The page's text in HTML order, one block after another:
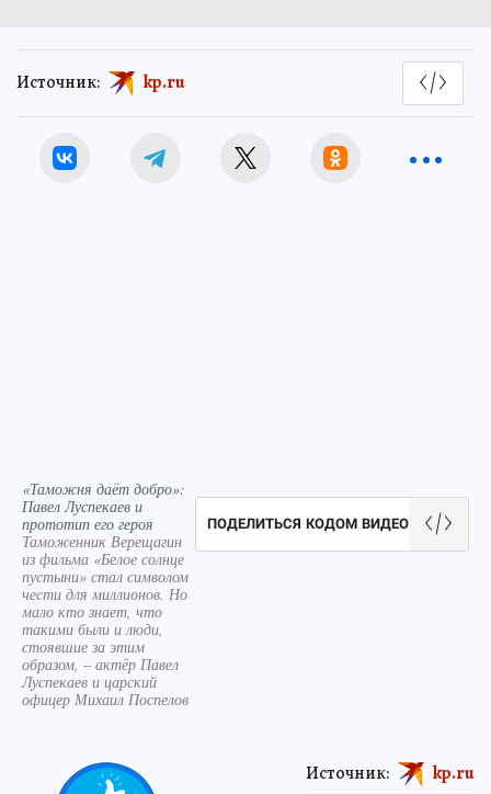
Источник: kp.ru
«Таможня даёт добро»:
Павел Луспекаев и
прототип его героя
Таможенник Верещагин
из фильма «Белое солнце
пустыни» стал символом
чести для миллионов. Но
мало кто знает, что
такими были и люди,
стоявшие за этим
образом, – актёр Павел
Луспекаев и царский
офицер Михаил Поспелов
ПОДЕЛИТЬСЯ КОДОМ ВИДЕО
Источник: kp.ru